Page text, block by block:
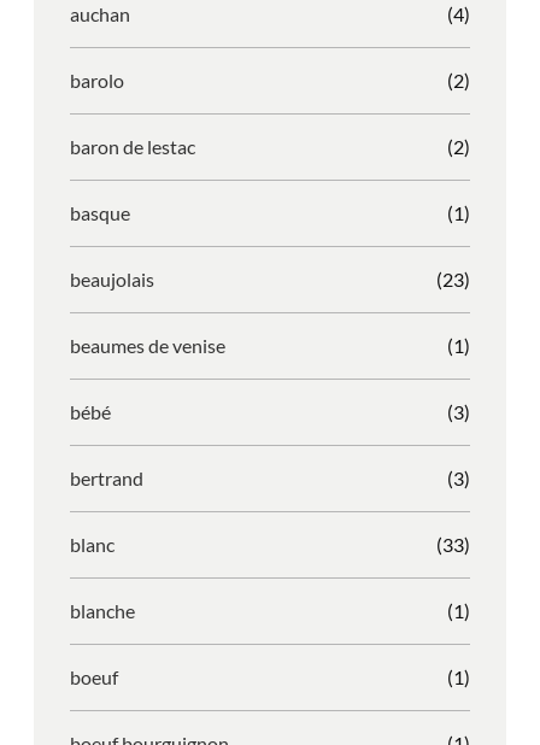
auchan (4)
barolo (2)
baron de lestac (2)
basque (1)
beaujolais (23)
beaumes de venise (1)
bébé (3)
bertrand (3)
blanc (33)
blanche (1)
boeuf (1)